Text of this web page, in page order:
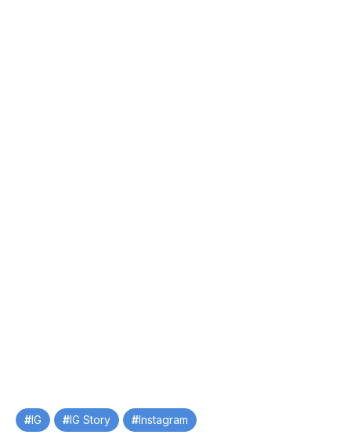
TagIG IG Story Instagram